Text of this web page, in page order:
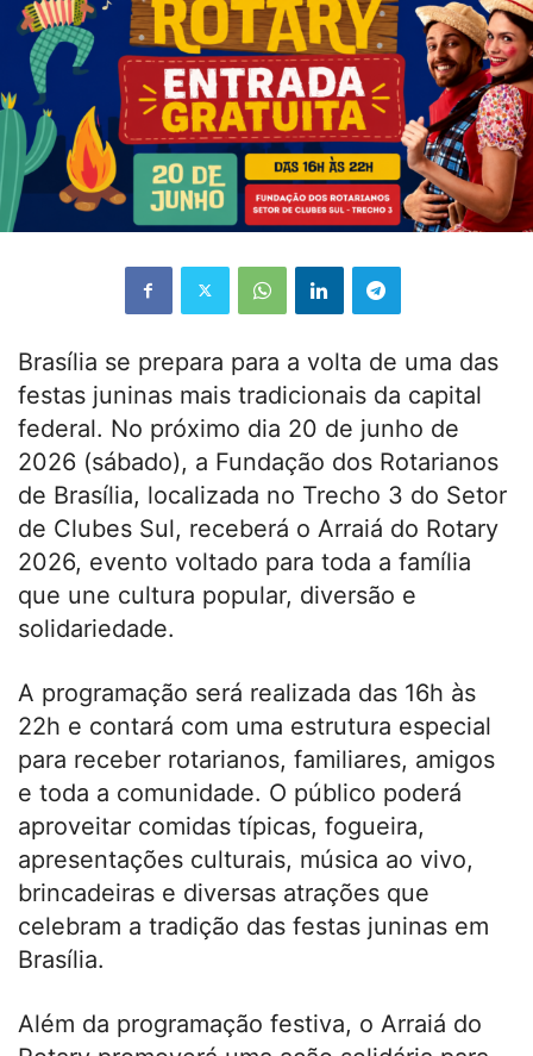
Brasília se prepara para a volta de uma das
festas juninas mais tradicionais da capital
federal. No próximo dia 20 de junho de
2026 (sábado), a Fundação dos Rotarianos
de Brasília, localizada no Trecho 3 do Setor
de Clubes Sul, receberá o Arraiá do Rotary
2026, evento voltado para toda a família
que une cultura popular, diversão e
solidariedade.
A programação será realizada das 16h às
22h e contará com uma estrutura especial
para receber rotarianos, familiares, amigos
e toda a comunidade. O público poderá
aproveitar comidas típicas, fogueira,
apresentações culturais, música ao vivo,
brincadeiras e diversas atrações que
celebram a tradição das festas juninas em
Brasília.
Além da programação festiva, o Arraiá do